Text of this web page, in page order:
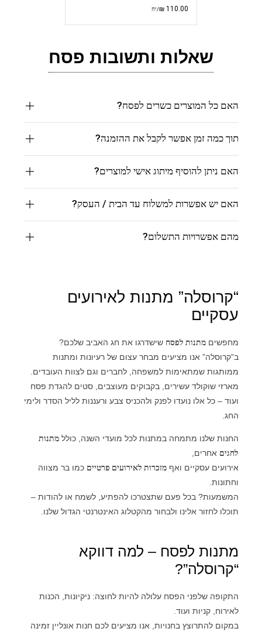
₪110.00 /יח
שאלות ותשובות פסח
האם כל המוצרים כשרים לפסח?
תוך כמה זמן אפשר לקבל את ההזמנה?
האם ניתן להוסיף מיתוג אישי למוצרים?
האם יש אפשרות למשלוח עד הבית / העסק?
מהם אפשרויות התשלום?
“קרוסלה” מתנות לאירועים
עסקיים
מחפשים מתנות לפסח שישדרגו את חג האביב שלכם?
ב”קרוסלה” אנו מציעים מבחר עצום של רעיונות ומתנות
ממותגות שמתאימות למשפחה, לחברים וגם לצוות העובדים.
מארזי שוקולד עשירים, בקבוקים מעוצבים, סטים להגדת פסח
ועוד – כל אלו נועדו לפנק ולהכניס צבע ורעננות לליל הסדר ולימי
החג.
החנות שלנו מתמחה במתנות לכל מועדי השנה, כולל מתנות
לחגים אחרים,
אירועים עסקיים ואף מזכרות לאירועים פרטיים כמו בר מצווה
וחתונות.
המשמעות? בכל פעם שתצטרכו להפתיע, לשמח או להודות –
תוכלו לחזור אלינו ולבחור מהקטלוג האינטרנטי הגדול שלנו.
מתנות לפסח – למה דווקא
“קרוסלה”?
התקופה שלפני הפסח עלולה להיות לחוצה: ניקיונות, הכנות
לאירוח, קניות ועוד.
במקום להתרוצץ בחנויות, אנו מציעים לכם חנות אונליין זמינה